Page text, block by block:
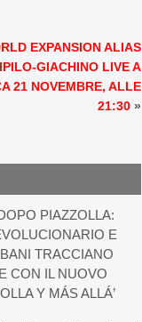
EXPANSION ALIAS
GIACHINO LIVE A
21 NOVEMBRE, ALLE
21:30 »
PIAZZOLLA:
E
TRACCIANO
CON IL NUOVO
Y MÁS ALLÁ’